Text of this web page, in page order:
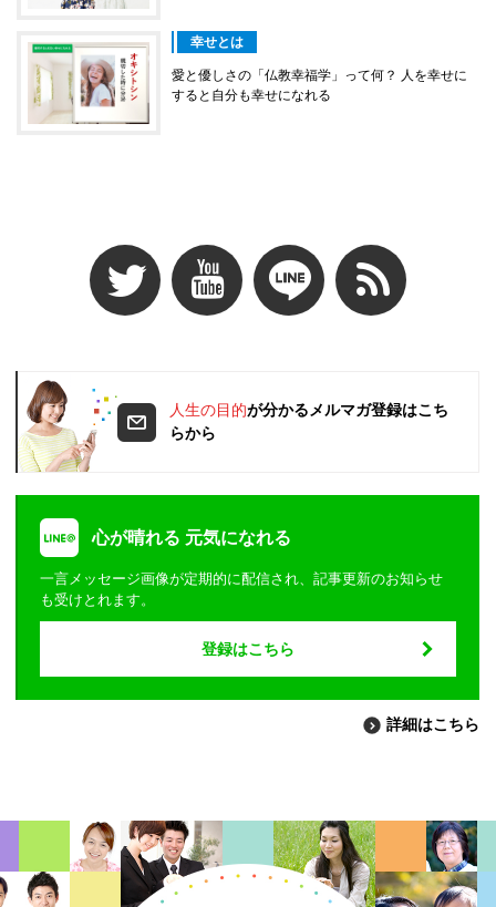
幸せとは
愛と優しさの「仏教幸福学」って何？ 人を幸せに
すると自分も幸せになれる
人生の目的が分かるメルマガ登録はこち
らから
心が晴れる 元気になれる
一言メッセージ画像が定期的に配信され、記事更新のお知らせ
も受けとれます。
登録はこちら
詳細はこちら